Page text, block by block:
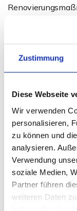
Zustimmung
Diese Webseite
Wir verwenden
personalisieren,
zu können und
analysieren.
Verwendung
soziale Medien,
Partner führen
weiteren Daten
haben oder die
sollten die
erneuert bzw.
braucht, um sich
richtig, um diese
neuem Glanz
Hat diese
Sie gerne unser
Daniel Behrendt